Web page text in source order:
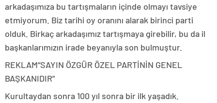
arkadaşımıza bu tartışmaların içinde olmayı tavsiye
etmiyorum. Biz tarihi oy oranını alarak birinci parti
olduk. Birkaç arkadaşımız tartışmaya girebilir, bu da il
başkanlarımızın irade beyanıyla son bulmuştur.
REKLAM“SAYIN ÖZGÜR ÖZEL PARTİNİN GENEL
BAŞKANIDIR”
Kurultaydan sonra 100 yıl sonra bir ilk yaşadık.